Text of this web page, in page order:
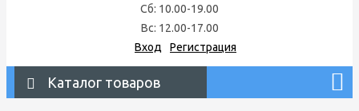
Сб: 10.00-19.00
Вс: 12.00-17.00
Вход
Регистрация
Каталог товаров